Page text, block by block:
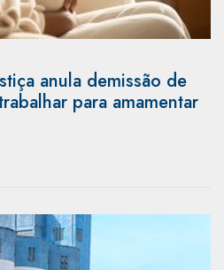
anula demissão de
para amamentar